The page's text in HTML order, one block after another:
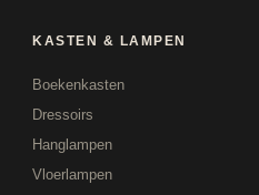
KASTEN & LAMPEN
Boekenkasten
Dressoirs
Hanglampen
Vloerlampen